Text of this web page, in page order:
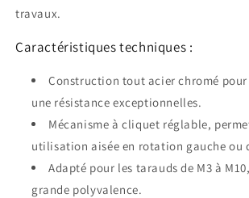
travaux.
Caractéristiques techniques :
Construction tout acier chromé
une résistance exceptionnelles.
Mécanisme à cliquet réglable,
utilisation aisée en rotation gauche ou
Adapté pour les tarauds de M3 à
grande polyvalence.